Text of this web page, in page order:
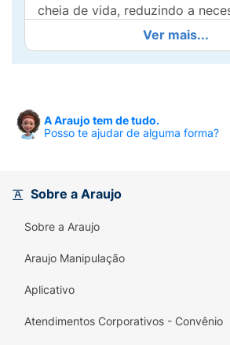
cheia de vida, reduzindo a
retoques frequentes.
Neutralização de Tons
coloração mais natural e
produto mais ético e
mão do resultado.
Aplique facilmente e desfrute
deslumbrantes com a Wella Soft
frente na sua rotina de beleza e
mundo sua nova cor radiante!
sua e experimente a diferença!
Ver mais...
A Araujo tem de tudo.
Posso te ajudar de alguma forma?
Sobre a Araujo
Sobre a Araujo
Araujo Manipulação
Aplicativo
Atendimentos Corporativos - Convênio